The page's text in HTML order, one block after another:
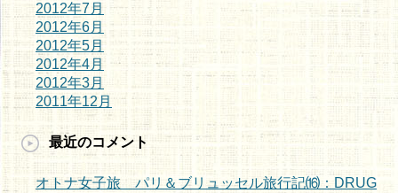
2012年7月
2012年6月
2012年5月
2012年4月
2012年3月
2011年12月
最近のコメント
オトナ女子旅 パリ＆ブリュッセル旅行記⒃：DRUG